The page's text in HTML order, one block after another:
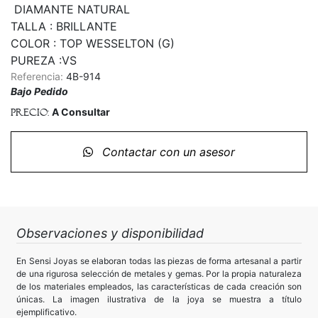
TALLA : BRILLANTE
COLOR : TOP WESSELTON (G)
PUREZA :VS
Referencia: 4B-914
Bajo Pedido
Precio: A Consultar
Contactar con un asesor
Observaciones y disponibilidad
En Sensi Joyas se elaboran todas las piezas de forma artesanal a partir
de una rigurosa selección de metales y gemas. Por la propia naturaleza
de los materiales empleados, las características de cada creación son
únicas. La imagen ilustrativa de la joya se muestra a título
ejemplificativo.